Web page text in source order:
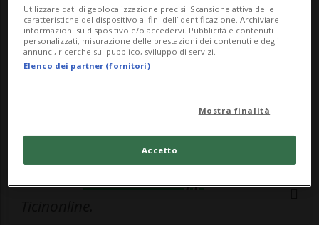
Sottoscrivi un abbonamentoArchivioper
leggere questo articolo, oppure scegli
MyTioAboper accedere all'archivio e
navigare su sito e app senza pubblicità.
Entra nelcanale WhatsAppdi
Utilizzare dati di geolocalizzazione precisi. Scansione attiva delle
caratteristiche del dispositivo ai fini dell’identificazione. Archiviare
informazioni su dispositivo e/o accedervi. Pubblicità e contenuti
personalizzati, misurazione delle prestazioni dei contenuti e degli
annunci, ricerche sul pubblico, sviluppo di servizi.
Elenco dei partner (fornitori)
Mostra finalità
Accetto